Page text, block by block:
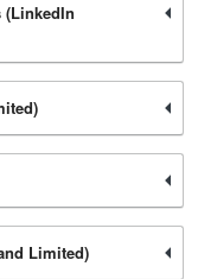
(LinkedIn
Limited)